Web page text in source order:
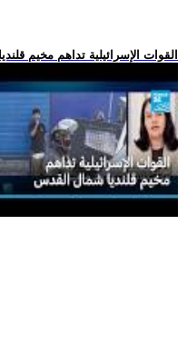
.. القوات الإسرائيلية تداهم مخيم